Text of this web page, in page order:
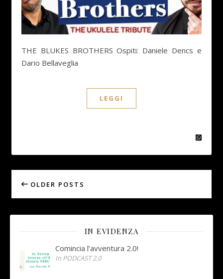
THE BLUKES BROTHERS Ospiti: Daniele Dencs e
Dario Bellaveglia
LEGGI
OLDER POSTS
IN EVIDENZA
Comincia l’avventura 2.0!
In PODCAST 2.0